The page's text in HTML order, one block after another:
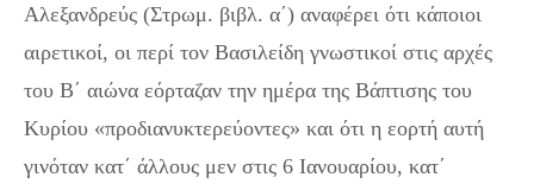
Αλεξανδρεύς (Στρωμ. βιβλ. α΄) αναφέρει ότι κάποιοι
αιρετικοί, οι περί τον Βασιλείδη γνωστικοί στις αρχές
του Β΄ αιώνα εόρταζαν την ημέρα της Βάπτισης του
Κυρίου «προδιανυκτερεύοντες» και ότι η εορτή αυτή
γινόταν κατ΄ άλλους μεν στις 6 Ιανουαρίου, κατ΄